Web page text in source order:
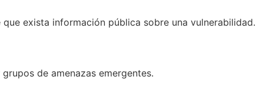
exista información pública sobre una vulnerabilidad.
de amenazas emergentes.